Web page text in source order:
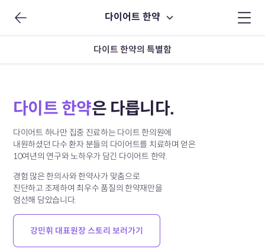
다이어트 한약
다이트 한약의 특별함
다이트 한약은 다릅니다.
다이어트 하나만 집중 진료하는 다이트 한의원에
내원하셨던 다수 환자 분들의 다이어트를 치료하며 얻은
10여년의 연구와 노하우가 담긴 다이어트 한약.
경험 많은 한의사와 한약사가 맞춤으로
진단하고 조제하여 최우수 품질의 한약재만을
엄선해 담았습니다.
강민휘 대표원장 스토리 보러가기